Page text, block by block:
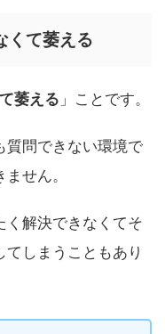
くて萎える
萎える 」ことです。
質問できない環境で
せん。
く解決できなくてそ
しまうこともあり